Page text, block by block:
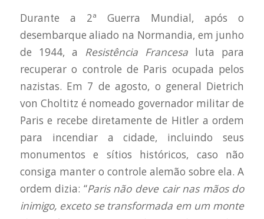
Durante a 2ª Guerra Mundial, após o
desembarque aliado na Normandia, em junho
de 1944, a Resistência Francesa luta para
recuperar o controle de Paris ocupada pelos
nazistas. Em 7 de agosto, o general Dietrich
von Choltitz é nomeado governador militar de
Paris e recebe diretamente de Hitler a ordem
para incendiar a cidade, incluindo seus
monumentos e sítios históricos, caso não
consiga manter o controle alemão sobre ela. A
ordem dizia: “Paris não deve cair nas mãos do
inimigo, exceto se transformada em um monte